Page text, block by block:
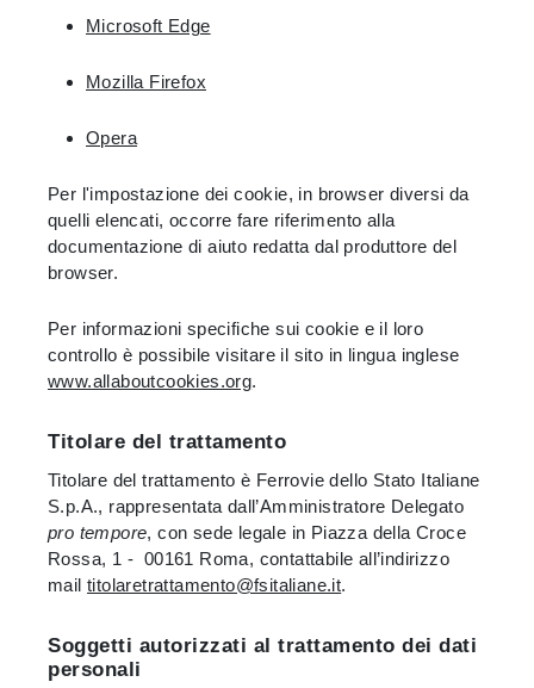
Microsoft Edge
Mozilla Firefox
Opera
Per l'impostazione dei cookie, in browser diversi da
quelli elencati, occorre fare riferimento alla
documentazione di aiuto redatta dal produttore del
browser.
Per informazioni specifiche sui cookie e il loro
controllo è possibile visitare il sito in lingua inglese
www.allaboutcookies.org.
Titolare del trattamento
Titolare del trattamento è Ferrovie dello Stato Italiane
S.p.A., rappresentata dall’Amministratore Delegato
pro tempore, con sede legale in Piazza della Croce
Rossa, 1 - 00161 Roma, contattabile all’indirizzo
mail titolaretrattamento@fsitaliane.it.
Soggetti autorizzati al trattamento dei dati
personali